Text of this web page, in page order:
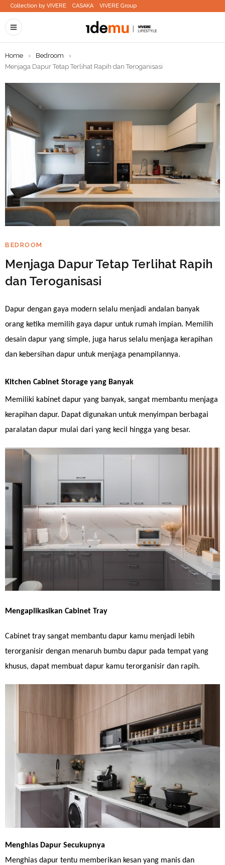
Collection by VIVERE CASAKA VIVERE Group
Home › Bedroom
›
Menjaga Dapur Tetap Terlihat Rapih dan Teroganisasi
BEDROOM
Menjaga Dapur Tetap Terlihat Rapih
dan Teroganisasi
Dapur dengan gaya modern selalu menjadi andalan banyak
orang ketika memilih gaya dapur untuk rumah impian. Memilih
desain dapur yang simple, juga harus selalu menjaga kerapihan
dan kebersihan dapur untuk menjaga penampilannya.
Kitchen Cabinet Storage yang Banyak
Memiliki kabinet dapur yang banyak, sangat membantu menjaga
kerapihan dapur. Dapat digunakan untuk menyimpan berbagai
paralatan dapur mulai dari yang kecil hingga yang besar.
Mengaplikasikan Cabinet Tray
Cabinet tray sangat membantu dapur kamu menjadi lebih
terorganisir dengan menaruh bumbu dapur pada tempat yang
khusus, dapat membuat dapur kamu terorganisir dan rapih.
Menghias Dapur Secukupnya
Menghias dapur tentu memberikan kesan yang manis dan